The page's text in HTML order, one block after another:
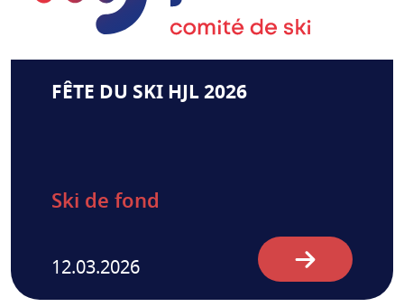
FÊTE DU SKI HJL 2026
Ski de fond
12.03.2026